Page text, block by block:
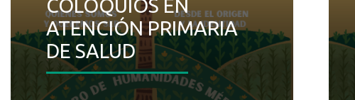
COLOQUIOS EN
ATENCIÓN PRIMARIA
DE SALUD